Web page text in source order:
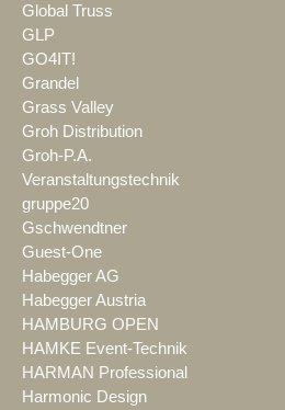
Global Truss
GLP
GO4IT!
Grandel
Grass Valley
Groh Distribution
Groh-P.A.
Veranstaltungstechnik
gruppe20
Gschwendtner
Guest-One
Habegger AG
Habegger Austria
HAMBURG OPEN
HAMKE Event-Technik
HARMAN Professional
Harmonic Design